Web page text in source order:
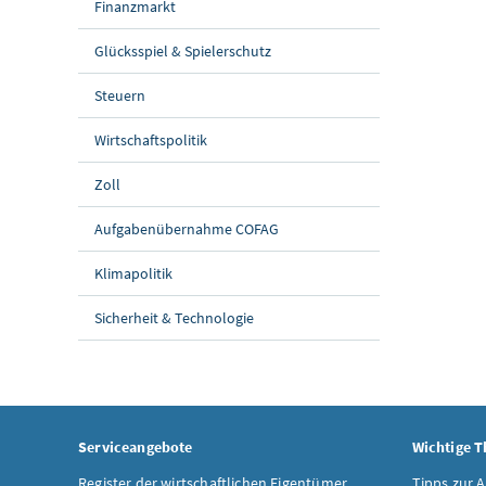
Finanzmarkt
Glücksspiel & Spielerschutz
Steuern
Wirtschaftspolitik
Zoll
Aufgabenübernahme COFAG
Klimapolitik
Sicherheit & Technologie
Serviceangebote
Wichtige